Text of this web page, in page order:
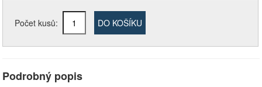
Počet kusů: DO KOŠÍKU
Podrobný popis